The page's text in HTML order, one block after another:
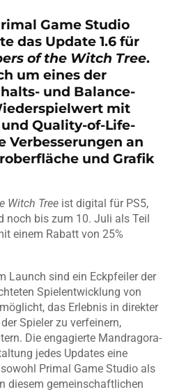
Game Studio
das Update 1.6 für
of the Witch Tree.
um eines der
und Balance-
mit
Quality-of-Life-
Verbesserungen an
und Grafik
Witch Tree ist digital für PS5,
noch bis zum 10. Juli als Teil
einem Rabatt von 25%
Launch sind ein Eckpfeiler der
Spielentwicklung von
das Erlebnis in direkter
Spieler zu verfeinern,
Die engagierte Mandragora-
jedes Updates eine
Primal Game Studio als
diesem gemeinschaftlichen